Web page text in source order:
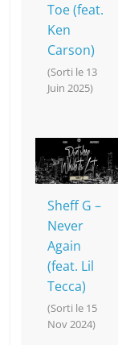
Toe (feat.
Ken
Carson)
(Sorti le 13
Juin 2025)
Sheff G –
Never
Again
(feat. Lil
Tecca)
(Sorti le 15
Nov 2024)